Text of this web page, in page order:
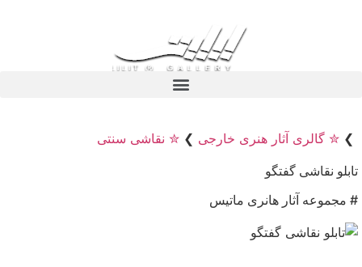
❯ ✮ گالری آثار هنری خارجی ❯ ✮ نقاشی سنتی
تابلو نقاشی گفتگو
# مجموعه آثار هانری ماتیس